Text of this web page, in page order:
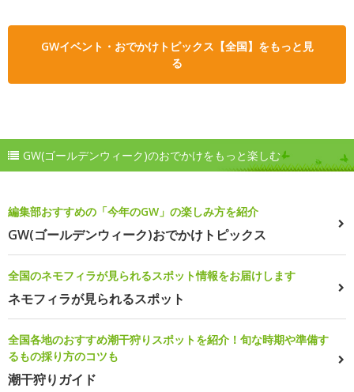
GWイベント・おでかけトピックス【全国】をもっと見
る
GW(ゴールデンウィーク)のおでかけをもっと楽しむ
編集部おすすめの「今年のGW」の楽しみ方を紹介
GW(ゴールデンウィーク)おでかけトピックス
全国のネモフィラが見られるスポット情報をお届けします
ネモフィラが見られるスポット
全国各地のおすすめ潮干狩りスポットを紹介！旬な時期や準備す
るもの採り方のコツも
潮干狩りガイド